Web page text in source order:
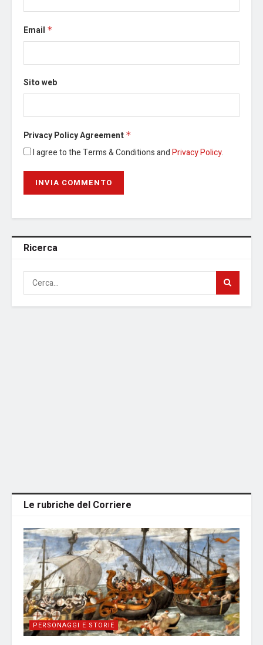
Email *
Sito web
Privacy Policy Agreement *
I agree to the Terms & Conditions andPrivacy Policy.
Ricerca
Le rubriche del Corriere
PERSONAGGI E STORIE